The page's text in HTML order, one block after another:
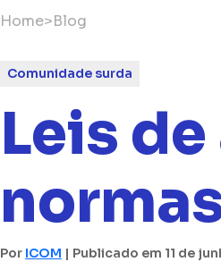
Home>Blog
Comunidade surda
Leis
Por ICOM | Publicado em 11 de